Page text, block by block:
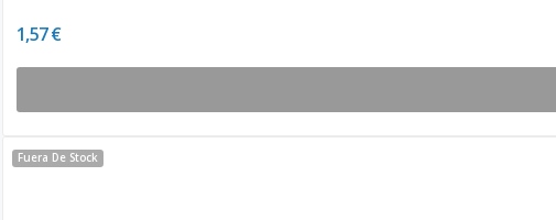
1,57 €
Fuera De Stock